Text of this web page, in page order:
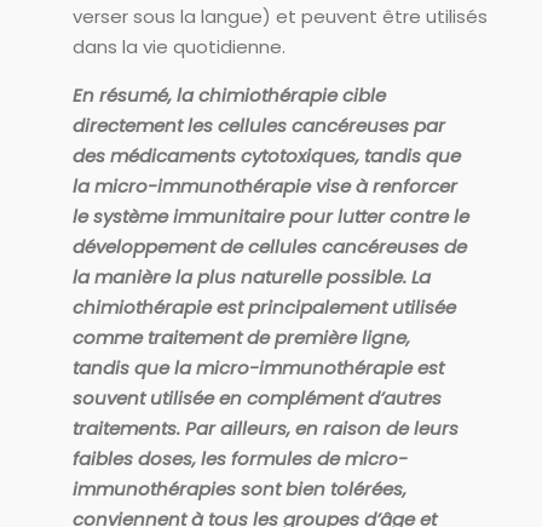
verser sous la langue) et peuvent être utilisés
dans la vie quotidienne.
En résumé, la chimiothérapie cible
directement les cellules cancéreuses par
des médicaments cytotoxiques, tandis que
la micro-immunothérapie vise à renforcer
le système immunitaire pour lutter contre le
développement de cellules cancéreuses de
la manière la plus naturelle possible. La
chimiothérapie est principalement utilisée
comme traitement de première ligne,
tandis que la micro-immunothérapie est
souvent utilisée en complément d’autres
traitements. Par ailleurs, en raison de leurs
faibles doses, les formules de micro-
immunothérapies sont bien tolérées,
conviennent à tous les groupes d’âge et